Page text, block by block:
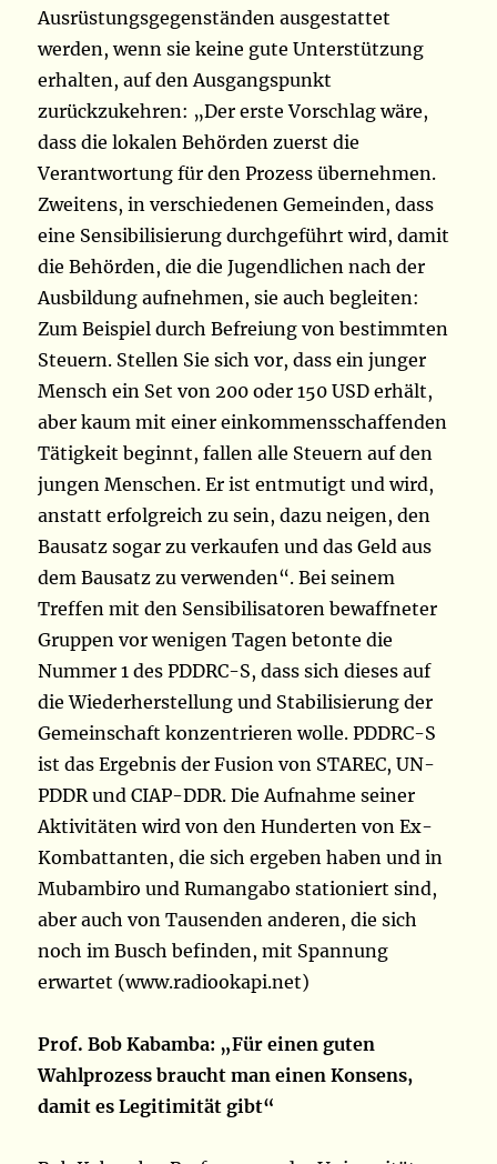
Ausrüstungsgegenständen ausgestattet
werden, wenn sie keine gute Unterstützung
erhalten, auf den Ausgangspunkt
zurückzukehren: „Der erste Vorschlag wäre,
dass die lokalen Behörden zuerst die
Verantwortung für den Prozess übernehmen.
Zweitens, in verschiedenen Gemeinden, dass
eine Sensibilisierung durchgeführt wird, damit
die Behörden, die die Jugendlichen nach der
Ausbildung aufnehmen, sie auch begleiten:
Zum Beispiel durch Befreiung von bestimmten
Steuern. Stellen Sie sich vor, dass ein junger
Mensch ein Set von 200 oder 150 USD erhält,
aber kaum mit einer einkommensschaffenden
Tätigkeit beginnt, fallen alle Steuern auf den
jungen Menschen. Er ist entmutigt und wird,
anstatt erfolgreich zu sein, dazu neigen, den
Bausatz sogar zu verkaufen und das Geld aus
dem Bausatz zu verwenden“. Bei seinem
Treffen mit den Sensibilisatoren bewaffneter
Gruppen vor wenigen Tagen betonte die
Nummer 1 des PDDRC-S, dass sich dieses auf
die Wiederherstellung und Stabilisierung der
Gemeinschaft konzentrieren wolle. PDDRC-S
ist das Ergebnis der Fusion von STAREC, UN-
PDDR und CIAP-DDR. Die Aufnahme seiner
Aktivitäten wird von den Hunderten von Ex-
Kombattanten, die sich ergeben haben und in
Mubambiro und Rumangabo stationiert sind,
aber auch von Tausenden anderen, die sich
noch im Busch befinden, mit Spannung
erwartet (www.radiookapi.net)
Prof. Bob Kabamba: „Für einen guten
Wahlprozess braucht man einen Konsens,
damit es Legitimität gibt“